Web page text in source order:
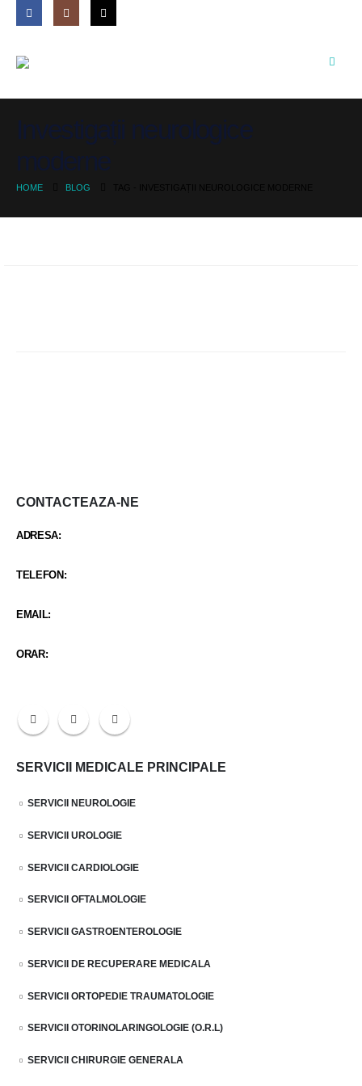
Investigații neurologice
moderne
HOME BLOG
CONTACTEAZA-NE
ADRESA:
TELEFON:
EMAIL:
ORAR:
SERVICII MEDICALE PRINCIPALE
SERVICII NEUROLOGIE
SERVICII UROLOGIE
SERVICII CARDIOLOGIE
SERVICII OFTALMOLOGIE
SERVICII GASTROENTEROLOGIE
SERVICII DE RECUPERARE MEDICALA
SERVICII ORTOPEDIE TRAUMATOLOGIE
SERVICII OTORINOLARINGOLOGIE (O.R.L)
SERVICII CHIRURGIE GENERALA